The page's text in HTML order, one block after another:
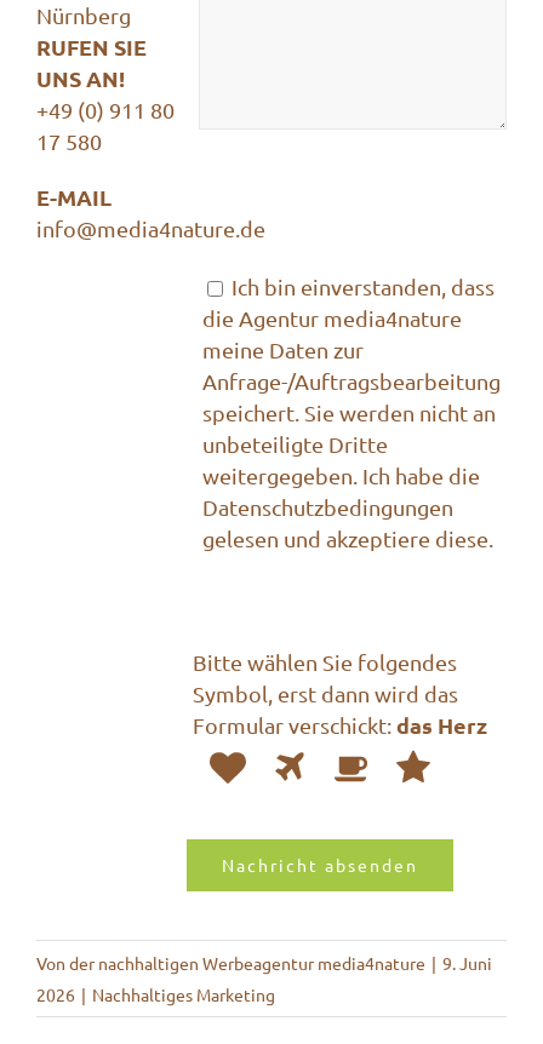
Nürnberg
RUFEN SIE
UNS AN!
+49 (0) 911 80
17 580
E-MAIL
info@media4nature.de
Bitte lasse dieses Feld leer.
Ich bin einverstanden, dass
die Agentur media4nature
meine Daten zur
Anfrage-/Auftragsbearbeitung
speichert. Sie werden nicht an
unbeteiligte Dritte
weitergegeben. Ich habe die
Datenschutzbedingungen
gelesen und akzeptiere diese.
Bitte wählen Sie folgendes
Symbol, erst dann wird das
Formular verschickt:das Herz
dann
wird
3
Von der nachhaltigen Werbeagentur media4nature | 9. Juni
2026 | Nachhaltiges Marketing